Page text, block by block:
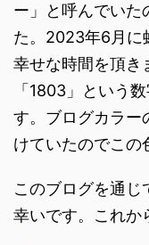
ー」と呼んでいた
た。2023年6月に
幸せな時間を頂
「1803」という
す。ブログカラー
けていたのでこ
このブログを通じ
幸いです。これか